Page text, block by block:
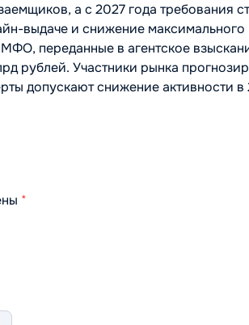
а с 2027 года требования
выдаче и снижение максимального
переданные в агентское
рублей. Участники рынка
допускают снижение активности в
*